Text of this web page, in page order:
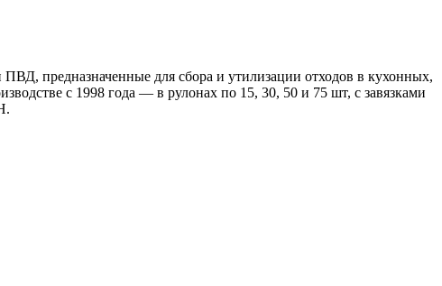
предназначенные для сбора и утилизации отходов в кухонных,
с 1998 года — в рулонах по 15, 30, 50 и 75 шт, с завязками